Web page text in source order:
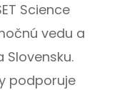
Science
vedu a
podporuje